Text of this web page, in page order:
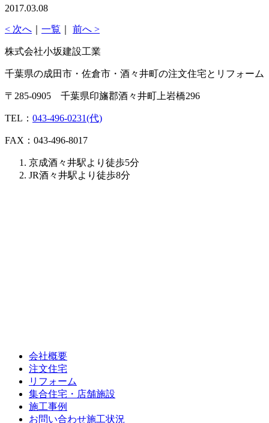
2017.03.08
< 次へ 一覧 前へ >
株式会社小坂建設工業
千葉県の成田市・佐倉市・酒々井町の注文住宅とリフォーム
〒285-0905 千葉県印旛郡酒々井町上岩橋296
TEL： 043-496-0231(代)
FAX：043-496-8017
京成酒々井駅より徒歩5分
JR酒々井駅より徒歩8分
会社概要
注文住宅
リフォーム
集合住宅・店舗施設
施工事例
お問い合わせ施工状況